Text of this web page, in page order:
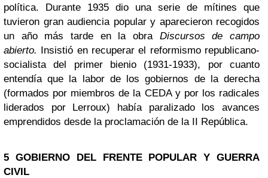
política.
Durante 1935 dio una serie de mítines que
tuvieron gran audiencia popular y aparecieron recogidos
un año más tarde en la obra Discursos de campo
abierto. Insistió en recuperar el reformismo republicano-
socialista del primer bienio (1931-1933), por cuanto
entendía que la labor de los gobiernos de la derecha
(formados por miembros de la CEDA y por los radicales
liderados por Lerroux) había paralizado los avances
emprendidos desde la proclamación de la II República.
5 GOBIERNO DEL FRENTE POPULAR Y GUERRA
CIVIL